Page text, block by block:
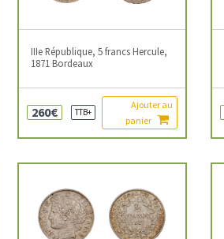
IIIe République, 5 francs Hercule,
1871 Bordeaux
260€ TTB+
Ajouter au
panier